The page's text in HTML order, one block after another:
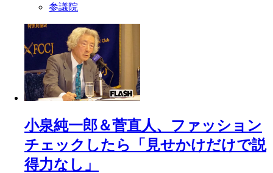
参議院
小泉純一郎＆菅直人、ファッション
チェックしたら「見せかけだけで説
得力なし」